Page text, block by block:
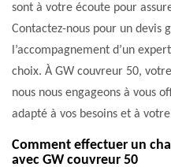
sont à votre écoute pour
Contactez-nous pour un devis
l’accompagnement d’un
choix. À GW couvreur 50,
nous nous engageons à vous
adapté à vos besoins et à
Comment effectuer un
avec GW couvreur 50